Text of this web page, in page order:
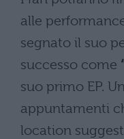
alle
segnato il suo
successo come
suo primo EP.
appuntamenti
location